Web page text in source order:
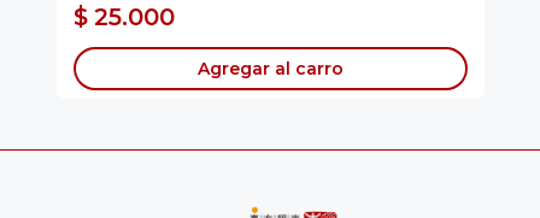
$ 25.000
Agregar al carro